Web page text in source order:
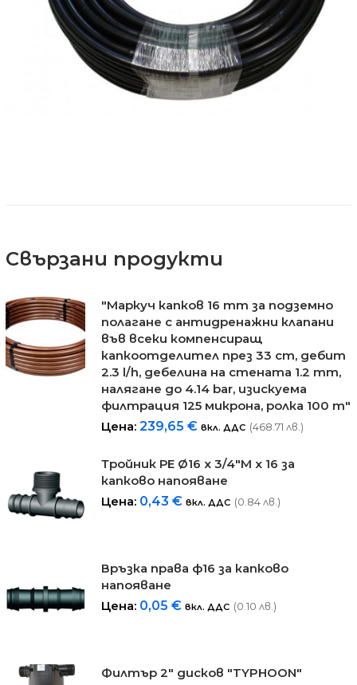
Свързани продукти
"Маркуч капков 16 mm за подземно
полагане с антидренажни клапани
във всеки компенсиращ
капкоотделител през 33 сm, дебит
2.3 l/h, дебелина на стената 1.2 mm,
налягане до 4.14 bar, изискуема
филтрация 125 микрона, ролка 100 m"
Цена:239,65€ вкл. ДДС (468.71 лв.)
Тройник РЕ Ø16 x 3/4"М x 16 за
капково напояване
Цена: 0,43€ вкл. ДДС (0.84 лв.)
Връзка права ф16 за капково
напояване
Цена: 0,05€ вкл. ДДС (0.10 лв.)
Филтър 2" дисков "TYPHOON"